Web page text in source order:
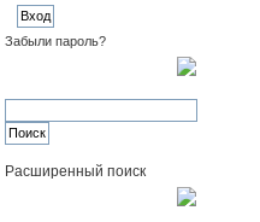
Забыли пароль?
Расширенный поиск